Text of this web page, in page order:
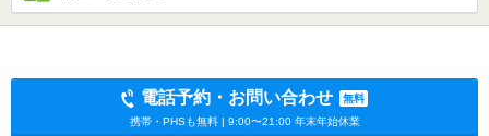
電話予約・お問い合わせ
無料
携帯・PHSも無料 | 9:00〜21:00 年末年始休業